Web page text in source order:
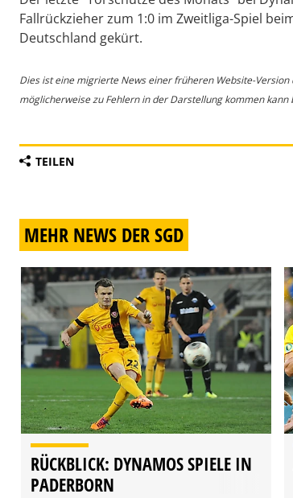
Fallrückzieher zum 1:0 im Zweitliga-Spiel
Deutschland gekürt.
Dies ist eine migrierte News einer früheren Website-
möglicherweise zu Fehlern in der Darstellung kommen
TEILEN
MEHR NEWS DER SGD
RÜCKBLICK: DYNAMOS SPIELE IN
PADERBORN